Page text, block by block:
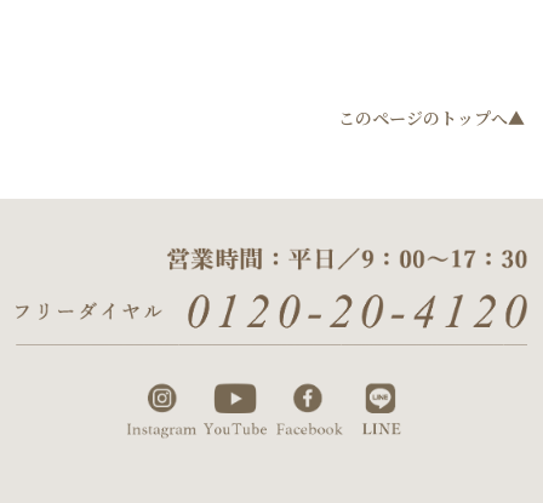
このページのトップへ▲